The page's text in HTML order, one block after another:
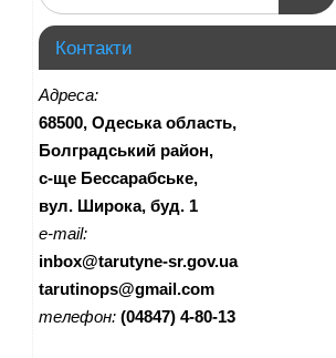
Контакти
Адреса:
68500, Одеська область,
Болградський район,
с-ще Бессарабське,
вул. Широка, буд. 1
e-mail:
inbox@tarutyne-sr.gov.ua
tarutinops@gmail.com
телефон: (04847) 4-80-13